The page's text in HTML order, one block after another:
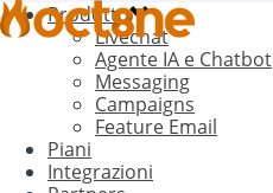
Prodotto
Livechat
Agente IA e Chatbot
Messaging
Campaigns
Feature Email
Piani
Integrazioni